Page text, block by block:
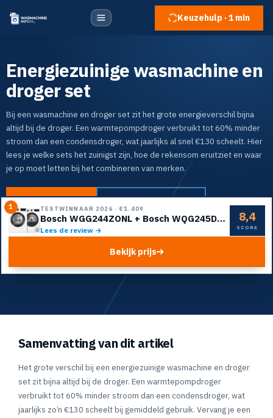
Keuzehulp · 1 min
Energiezuinige wasmachine en
droger set
Bij een wasmachine en droger set zit het grote energieverschil bijna
altijd bij de droger. Een warmtepompdroger verbruikt tot 60% minder
stroom dan een condensdroger, wat jaarlijks al snel €130 scheelt. Hier
lees je welke sets het zuinigst zijn, hoe de rekensom eruitziet en waar
je op moet letten bij het combineren van merken.
Naar de top 5 Doe de keuzehulp
1 TESTWINNAAR 2026 · €1.409
Bosch WGG244ZONL + Bosch WQG245D5NL
Lees de review →
8,4
SCORE
Bekijk prijs
Samenvatting van dit artikel
Het grote verschil bij een energiezuinige wasmachine en droger
set zit bijna altijd bij de droger. Een warmtepompdroger
verbruikt tot 60% minder stroom dan een condensdroger, wat
jaarlijks zo’n €130 scheelt bij gemiddeld gebruik. Vervang je een